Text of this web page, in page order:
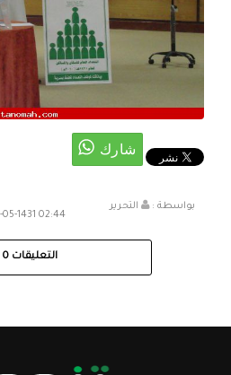
بواسطة :
التحرير
10-05-1431 02:44
التعليقات 0